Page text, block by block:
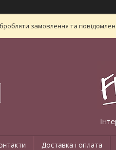
замовлення та
Доставка і оплата